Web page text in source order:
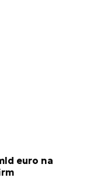
euro na